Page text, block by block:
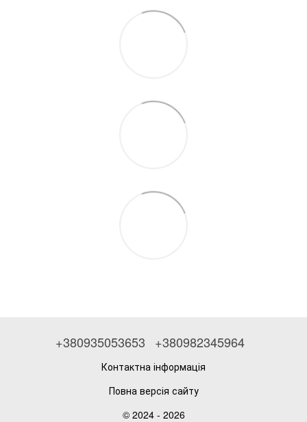
+380935053653 +380982345964
Контактна інформація
Повна версія сайту
© 2024 - 2026